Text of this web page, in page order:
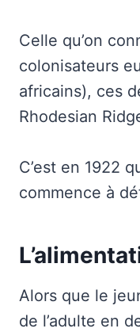
Celle qu’on
colonisateurs
africains), ces
Rhodesian
C’est en 1922
commence à
Alors que le
de l’adulte en